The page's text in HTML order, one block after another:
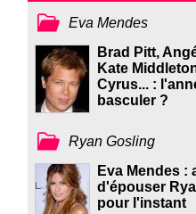
Eva Mendes
Brad Pitt,
Kate
Cyrus... :
basculer ?
Ryan Gosling
Eva Mendes :
d'épouser
pour l'instant